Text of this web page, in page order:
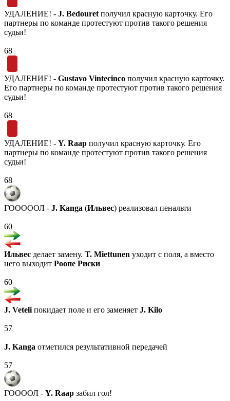
УДАЛЕНИЕ! - J. Bedouret получил красную карточку. Его
партнеры по команде протестуют против такого решения
судьи!
68
УДАЛЕНИЕ! - Gustavo Vintecinco получил красную карточку.
Его партнеры по команде протестуют против такого решения
судьи!
68
УДАЛЕНИЕ! - Y. Raap получил красную карточку. Его
партнеры по команде протестуют против такого решения
судьи!
68
ГОООООЛ - J. Kanga (Ильвес) реализовал пенальти
60
Ильвес делает замену. T. Miettunen уходит с поля, а вместо
него выходит Роопе Риски
60
J. Veteli покидает поле и его заменяет J. Kilo
57
J. Kanga отметился результативной передачей
57
ГООООЛ - Y. Raap забил гол!